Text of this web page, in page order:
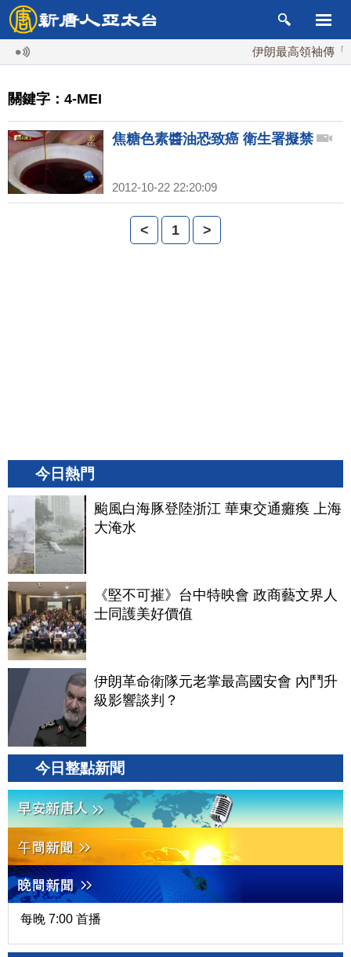
伊朗最高領袖傳「
關鍵字：4-MEI
焦糖色素醬油恐致癌 衛生署擬禁
2012-10-22 22:20:09
< 1 >
今日熱門
颱風白海豚登陸浙江 華東交通癱瘓 上海
大淹水
《堅不可摧》台中特映會 政商藝文界人
士同護美好價值
伊朗革命衛隊元老掌最高國安會 內鬥升
級影響談判？
今日整點新聞
每晚 7:00 首播